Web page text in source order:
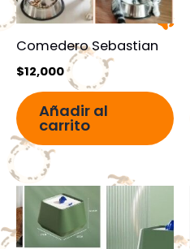
Comedero Sebastian
$12,000
Añadir al
carrito